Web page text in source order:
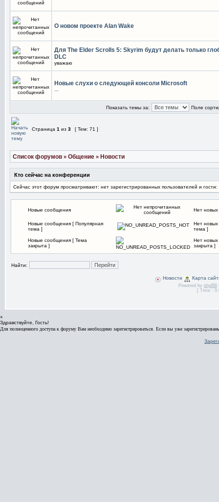
О новом проекте Alan Wake
Для The Elder Scrolls 5: Skyrim будут делать только
DLC
уважаю
Новые слухи о следующей консоли Microsoft
Показать темы за: Поле
Страница 1 из 3 [ Тем: 71 ]
Список форумов » Общение » Новости
Кто сейчас на конференции
Сейчас этот форум просматривают: нет зарегистрированных пользователей и гости:
Новые сообщения Нет
Новые сообщения [ Популярная
тема ]
Нет
тема ]
Новые сообщения [ Тема
закрыта ]
Нет
закрыта ]
Найти:
Новости Карта
Powered by phpBB
[ Time :
×
Здравствуйте, Гость!
Для полноценного доступа к форуму Вам необходимо зарегистрироваться. Если вы уже